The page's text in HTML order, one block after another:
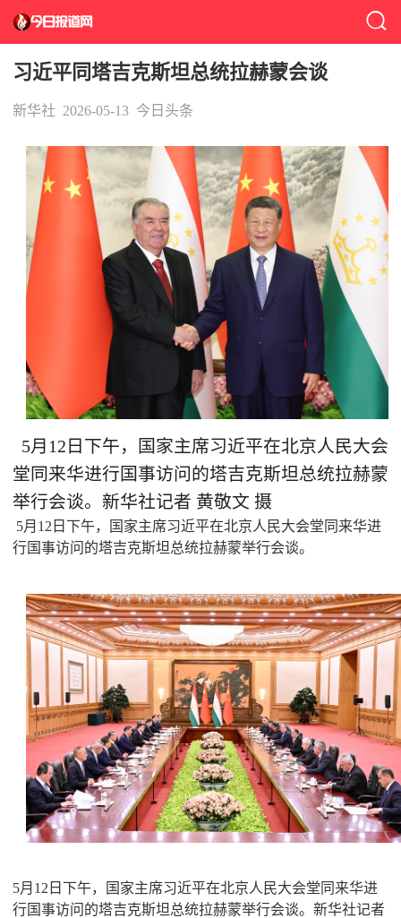
习近平同塔吉克斯坦总统拉赫蒙会谈
新华社 2026-05-13 今日头条
5月12日下午，国家主席习近平在北京人民大会
堂同来华进行国事访问的塔吉克斯坦总统拉赫蒙
举行会谈。新华社记者 黄敬文 摄
5月12日下午，国家主席习近平在北京人民大会堂同来华进
行国事访问的塔吉克斯坦总统拉赫蒙举行会谈。
5月12日下午，国家主席习近平在北京人民大会堂同来华进
行国事访问的塔吉克斯坦总统拉赫蒙举行会谈。新华社记者